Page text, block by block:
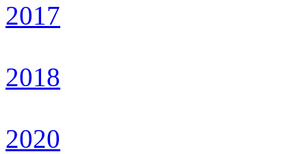
2017
2018
2020